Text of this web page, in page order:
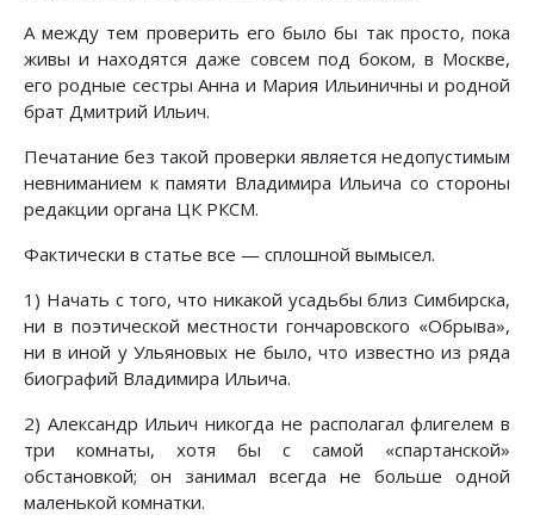
А между тем проверить его было бы так просто, пока
живы и находятся даже совсем под боком, в Москве,
его родные сестры Анна и Мария Ильиничны и родной
брат Дмитрий Ильич.
Печатание без такой проверки является недопустимым
невниманием к памяти Владимира Ильича со стороны
редакции органа ЦК РКСМ.
Фактически в статье все — сплошной вымысел.
1) Начать с того, что никакой усадьбы близ Симбирска,
ни в поэтической местности гончаровского «Обрыва»,
ни в иной у Ульяновых не было, что известно из ряда
биографий Владимира Ильича.
2) Александр Ильич никогда не располагал флигелем в
три комнаты, хотя бы с самой «спартанской»
обстановкой; он занимал всегда не больше одной
маленькой комнатки.